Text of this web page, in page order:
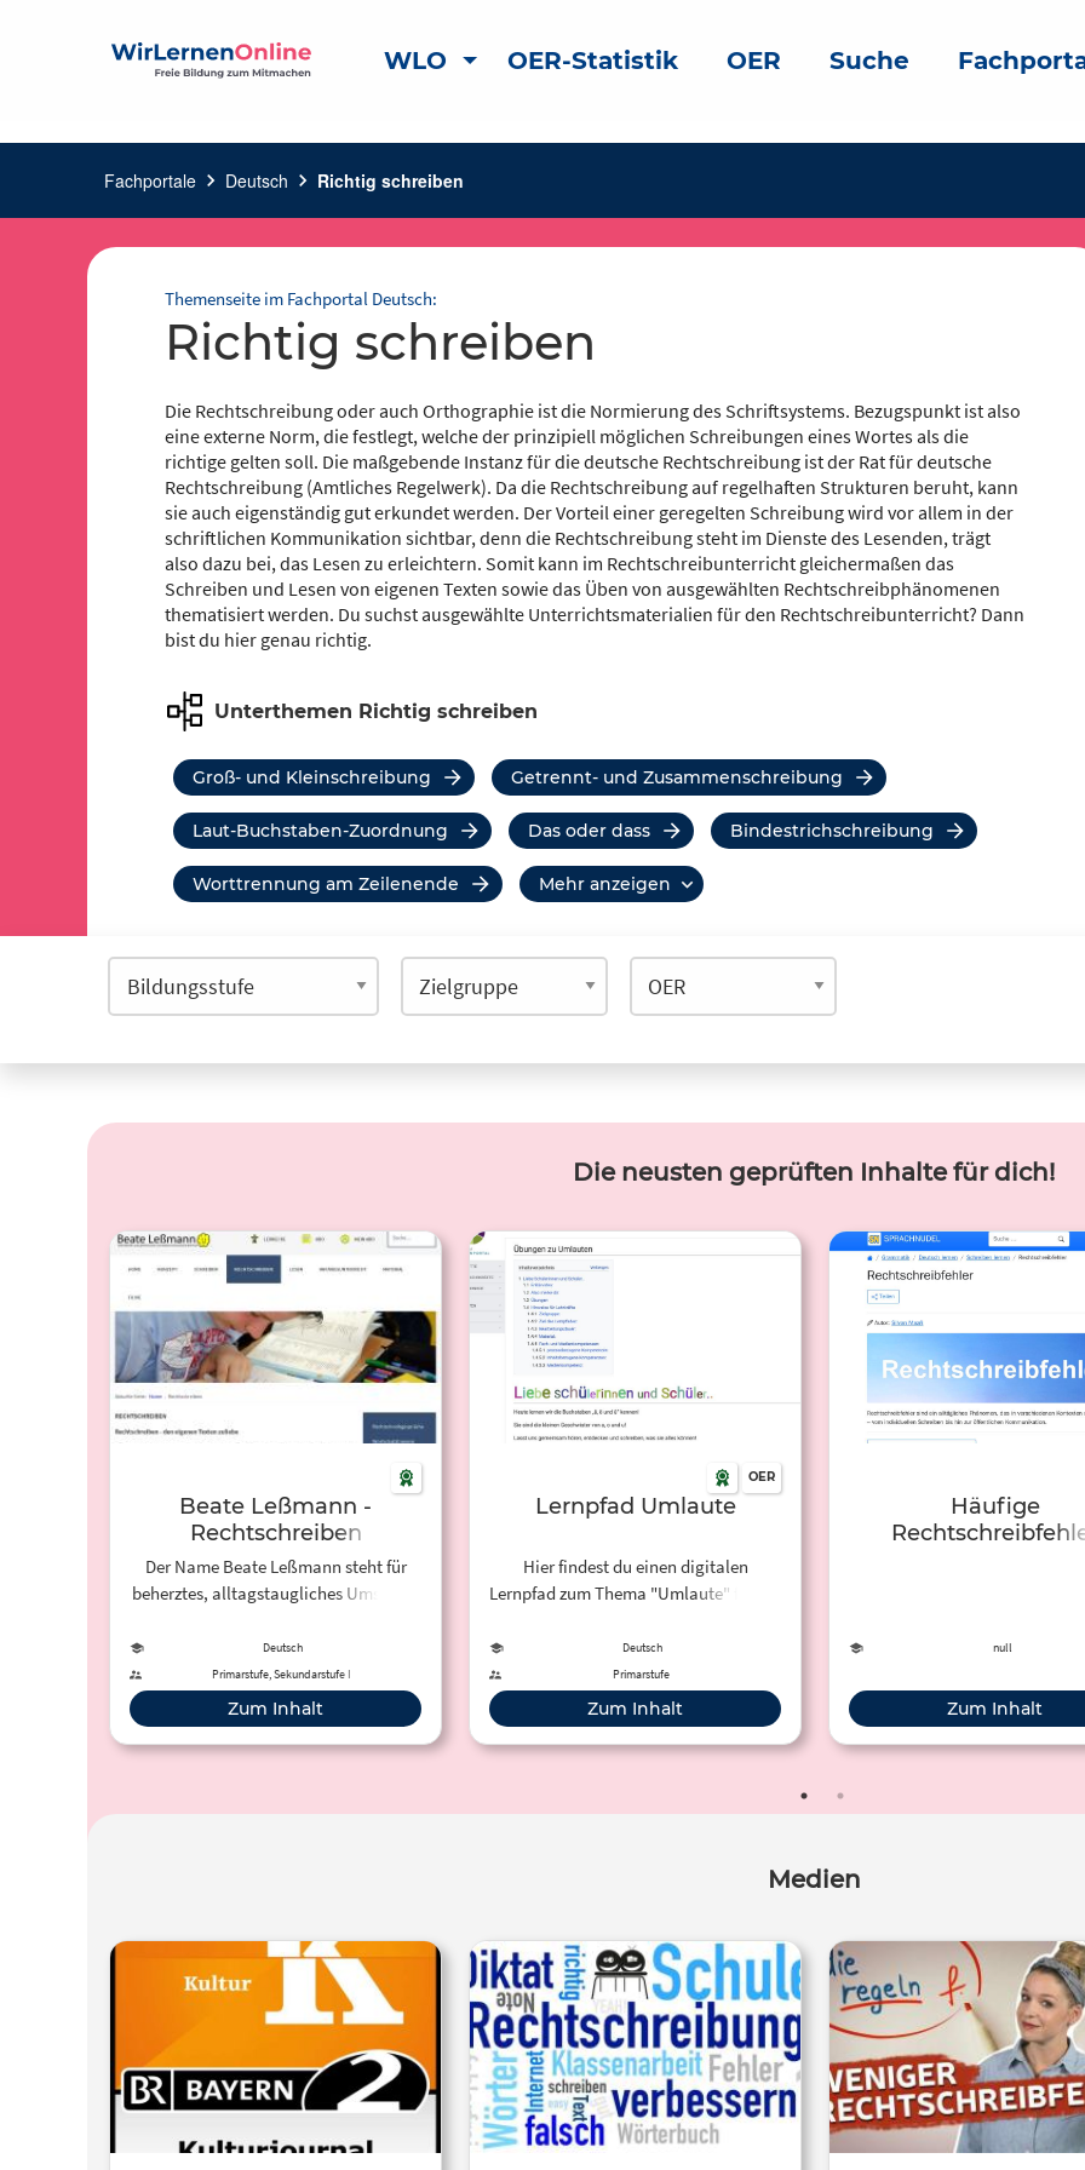
WLO OER-Statistik OER Suche
Fachportale chevron_right Deutsch chevron_right Richtig schreiben
Themenseite im Fachportal Deutsch:
Richtig schreiben
Die Rechtschreibung oder auch Orthographie ist die Normierung des Schriftsystems. Bezugspunkt ist also
eine externe Norm, die festlegt, welche der prinzipiell möglichen Schreibungen eines Wortes als die
richtige gelten soll. Die maßgebende Instanz für die deutsche Rechtschreibung ist der Rat für deutsche
Rechtschreibung (Amtliches Regelwerk). Da die Rechtschreibung auf regelhaften Strukturen beruht, kann
sie auch eigenständig gut erkundet werden. Der Vorteil einer geregelten Schreibung wird vor allem in der
schriftlichen Kommunikation sichtbar, denn die Rechtschreibung steht im Dienste des Lesenden, trägt
also dazu bei, das Lesen zu erleichtern. Somit kann im Rechtschreibunterricht gleichermaßen das
Schreiben und Lesen von eigenen Texten sowie das Üben von ausgewählten Rechtschreibphänomenen
thematisiert werden. Du suchst ausgewählte Unterrichtsmaterialien für den Rechtschreibunterricht? Dann
bist du hier genau richtig.
Unterthemen Richtig schreiben
Groß- und Kleinschreibung Getrennt- und Zusammenschreibung
Laut-Buchstaben-Zuordnung das oder dass Bindestrichschreibung
Worttrennung am Zeilenende mehr anzeigen
Die neusten geprüften Inhalte für dich!
Beate Leßmann -
Rechtschreiben
Der Name Beate Leßmann steht für
beherztes, alltagstaugliches Umsetzen
Innovationen. Lernen Sie das
Leßmann-Konzept kennen.
Deutsch
Primarstufe, Sekundarstufe I
Zum Inhalt
OER
Lernpfad Umlaute
Hier findest du einen digitalen
Lernpfad zum Thema "Umlaute" für die
Deutsch
Primarstufe
Zum Inhalt
Häufige
null
Zum Inhalt
Medien